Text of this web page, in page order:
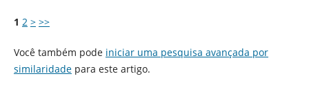
1 2 > >>
Você também pode iniciar uma pesquisa avançada por
similaridadepara este artigo.